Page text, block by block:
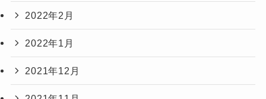
2022年2月
2022年1月
2021年12月